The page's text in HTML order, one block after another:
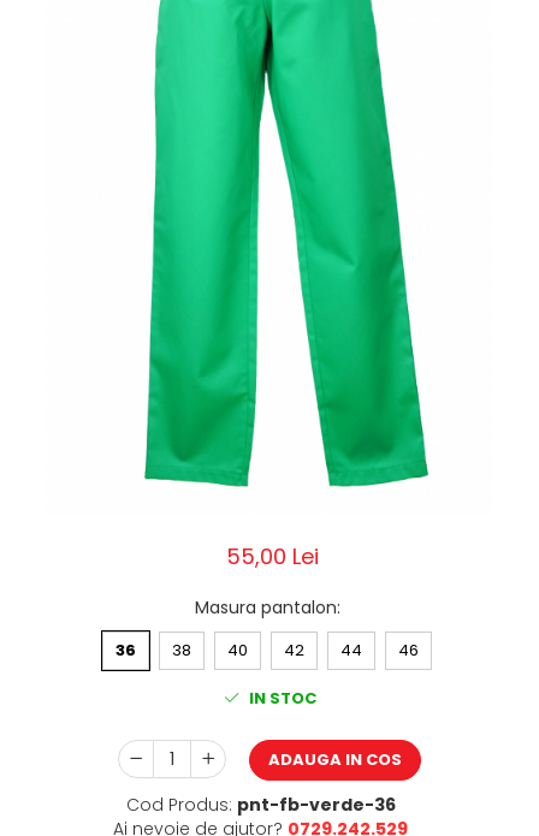
55,00 Lei
Masura pantalon:
36 38 40 42 44 46
IN STOC
ADAUGA IN COS
Cod Produs: pnt-fb-verde-36
Ai nevoie de ajutor? 0729.242.529